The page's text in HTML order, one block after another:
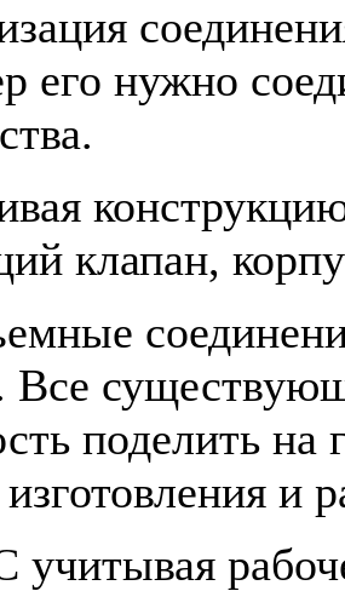
его нужно
клапан,
Все
поделить на
и